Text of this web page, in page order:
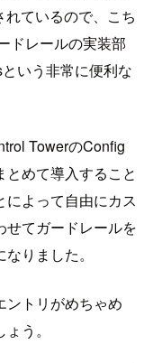
ているので、こち
ドレールの実装部
いう非常に便利な
TowerのConfig
めて導入すること
よって自由にカス
せてガードレールを
りました。
ントリがめちゃめ
う。